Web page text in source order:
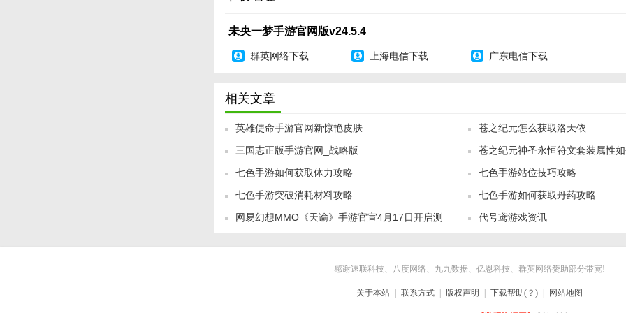
5. PVP技巧：熟悉各职业的技能特点，合理搭配技能和装备，在PVP中取得优势。
【未央一梦手游官网版推荐】
真实的游戏世界。无论是喜欢剧情探索的玩家还是喜欢PVP对战的玩家，都能在这个游戏中找
乐趣。快来加入我们，一起在未央一梦中开启你的仙侠之旅吧！
未央一梦手游官网版v24.5.4
群英网络下载 上海电信下载 广东电信下载
相关文章
英雄使命手游官网新惊艳皮肤
苍之纪元怎么获取洛天依
三国志正版手游官网_战略版
苍之纪元神圣永恒符文套装属性
七色手游如何获取体力攻略
七色手游站位技巧攻略
七色手游突破消耗材料攻略
七色手游如何获取丹药攻略
网易幻想MMO《天谕》手游官宣4月17日开启测
试
代号鸢游戏资讯
感谢速联科技、八度网络、九九数据、亿恩科技、群英网络赞助部分带宽!
关于本站 联系方式 版权声明 下载帮助(？) 网站地图